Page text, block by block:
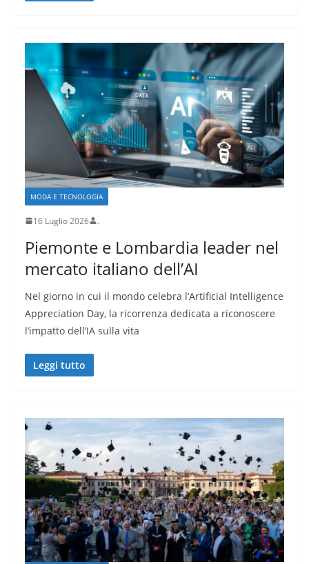
MODA E TECNOLOGIA
16 Luglio 2026 .
Piemonte e Lombardia leader nel
mercato italiano dell’AI
Nel giorno in cui il mondo celebra l’Artificial Intelligence
Appreciation Day, la ricorrenza dedicata a riconoscere
l’impatto dell’IA sulla vita
Leggi tutto